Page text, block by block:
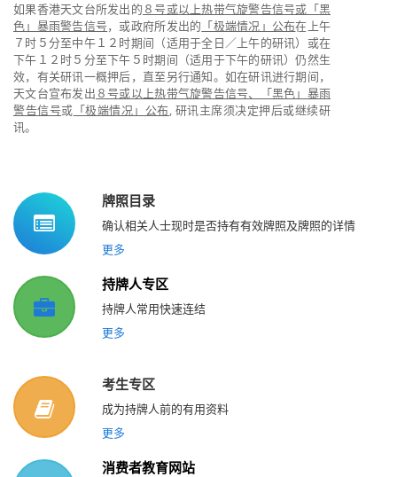
如果香港天文台所发出的 ８号或以上热带气旋警告信号或「黑
色」暴雨警告信号，或政府所发出的 「极端情况」公布在上午
７时５分至中午１２时期间（适用于全日／上午的研讯）或在
下午１２时５分至下午５时期间（适用于下午的研讯）仍然生
效，有关研讯一概押后，直至另行通知。如在研讯进行期间，
天文台宣布发出 ８号或以上热带气旋警告信号、「黑色」暴雨
警告信号或 「极端情况」公布, 研讯主席须决定押后或继续研
讯。
牌照目录
确认相关人士现时是否持有有效牌照及牌照的详情
更多
持牌人专区
持牌人常用快速连结
更多
考生专区
成为持牌人前的有用资料
更多
消费者教育网站